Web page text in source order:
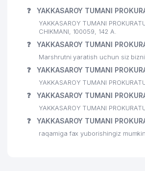
23 AZIYA TRANS TIRES MChJ
ANIMALS AZIA MChJ
26 KAMALAK-ABM MChJ
PAYVANDLASH
ELIXIR LABORATORIES MChJ
❓ YAKKASAROY TUMANI
YAKKASAROY TUMANI
CHIKMANI, 100059, 142 A.
❓ YAKKASAROY TUMANI
Marshrutni yaratish uchun siz
❓ YAKKASAROY TUMANI
YAKKASAROY TUMANI
❓ YAKKASAROY TUMANI
YAKKASAROY TUMANI
❓ YAKKASAROY TUMANI
raqamiga fax yuborishingiz